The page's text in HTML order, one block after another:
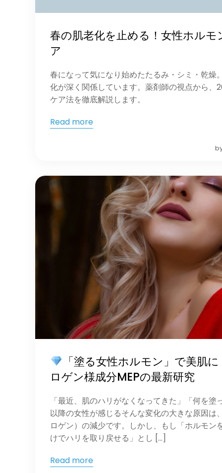
春の肌老化を止める！女性ホル
ア
春になって気になり始めたたるみ・シミ・乾燥
化が深く関係しています。薬剤師の視点から、
ケア法を徹底解説します。
Read more
「塗る女性ホルモン」で美肌
ロゲン様成分MEPの最新研究
「最近、肌のハリがなくなってきた」「何を
以降の女性が感じるそんな変化の大きな原因は
ロゲン）の減少です。しかし、もし「ホルモン
けでハリを取り戻せる」とし […]
Read more